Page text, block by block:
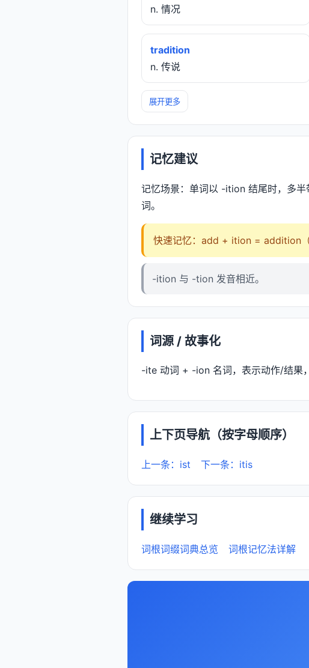
n. 情况
tradition
n. 传说
展开更多
记忆建议
记忆场景：单词以 -ition 结尾时，多
词。
快速记忆：add + ition = addition（
-ition 与 -tion 发音相近。
词源 / 故事化
-ite 动词 + -ion 名词，表示动作/结果
上下页导航（按字母顺序）
上一条：ist 下一条：itis
继续学习
词根词缀词典总览 词根记忆法详解